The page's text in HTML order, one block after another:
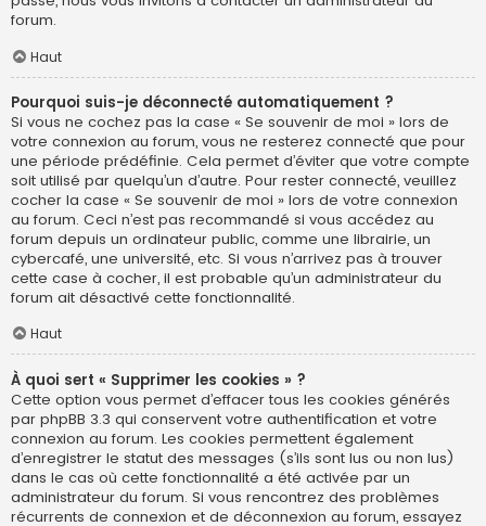
forum.
Haut
Pourquoi suis-je déconnecté automatiquement ?
Si vous ne cochez pas la case « Se souvenir de moi » lors de
votre connexion au forum, vous ne resterez connecté que pour
une période prédéfinie. Cela permet d’éviter que votre compte
soit utilisé par quelqu’un d’autre. Pour rester connecté, veuillez
cocher la case « Se souvenir de moi » lors de votre connexion
au forum. Ceci n’est pas recommandé si vous accédez au
forum depuis un ordinateur public, comme une librairie, un
cybercafé, une université, etc. Si vous n’arrivez pas à trouver
cette case à cocher, il est probable qu’un administrateur du
forum ait désactivé cette fonctionnalité.
Haut
À quoi sert « Supprimer les cookies » ?
Cette option vous permet d’effacer tous les cookies générés
par phpBB 3.3 qui conservent votre authentification et votre
connexion au forum. Les cookies permettent également
d’enregistrer le statut des messages (s’ils sont lus ou non lus)
dans le cas où cette fonctionnalité a été activée par un
administrateur du forum. Si vous rencontrez des problèmes
récurrents de connexion et de déconnexion au forum, essayez